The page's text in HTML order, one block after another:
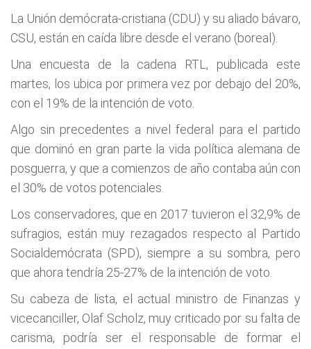
La Unión demócrata-cristiana (CDU) y su aliado bávaro,
CSU, están en caída libre desde el verano (boreal).
Una encuesta de la cadena RTL, publicada este
martes, los ubica por primera vez por debajo del 20%,
con el 19% de la intención de voto.
Algo sin precedentes a nivel federal para el partido
que dominó en gran parte la vida política alemana de
posguerra, y que a comienzos de año contaba aún con
el 30% de votos potenciales.
Los conservadores, que en 2017 tuvieron el 32,9% de
sufragios, están muy rezagados respecto al Partido
Socialdemócrata (SPD), siempre a su sombra, pero
que ahora tendría 25-27% de la intención de voto.
Su cabeza de lista, el actual ministro de Finanzas y
vicecanciller, Olaf Scholz, muy criticado por su falta de
carisma, podría ser el responsable de formar el